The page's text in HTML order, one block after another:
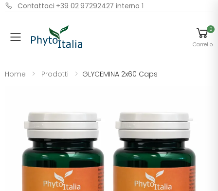
Contattaci +39 02 97292427 interno 1
Menu
0
Carrello
Home Prodotti GLYCEMINA 2x60 Caps